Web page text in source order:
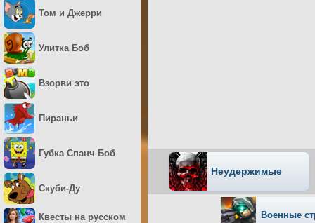
Неудержимые
Военные
Том и Джерри
Улитка Боб
Взорви это
Пираньи
Губка Спанч Боб
Скуби-Ду
Квесты на русском